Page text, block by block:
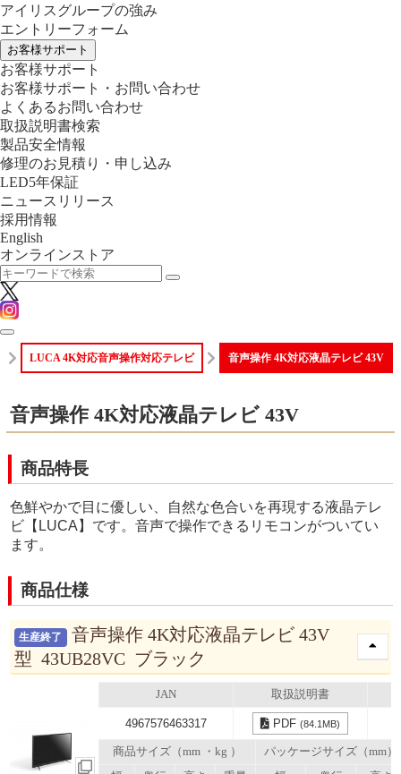
アイリスグループの強み
エントリーフォーム
お客様サポート
お客様サポート
お客様サポート・お問い合わせ
よくあるお問い合わせ
取扱説明書検索
製品安全情報
修理のお見積り・申し込み
LED5年保証
ニュースリリース
採用情報
English
オンラインストア
LUCA 4K対応音声操作対応テレビ 音声操作 4K対応液晶テレビ 43V
音声操作 4K対応液晶テレビ 43V
商品特長
色鮮やかで目に優しい、自然な色合いを再現する液晶テレ
ビ【LUCA】です。音声で操作できるリモコンがついてい
ます。
商品仕様
生産終了
音声操作 4K対応液晶テレビ 43V
型 43UB28VC ブラック
JAN 取扱説明書
4967576463317 PDF(84.1MB)
商品サイズ（mm ・kg ）
パッケージサイズ（mm）